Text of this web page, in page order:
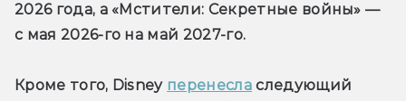
2026 года, а «Мстители: Секретные войны» —
с мая 2026-го на май 2027-го.
Кроме того, Disney перенесла следующий